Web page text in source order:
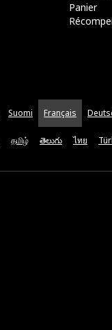
Panier
Suomi Français
தமிழ் తెలుగు ไทย